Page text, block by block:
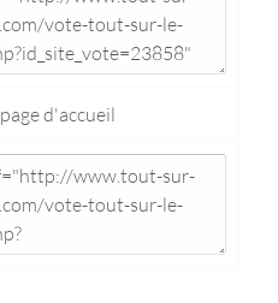
page d'accueil